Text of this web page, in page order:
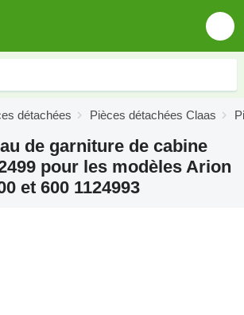
détachées Pièces détachées Claas
de garniture de cabine
pour les modèles Arion
et 600 1124993